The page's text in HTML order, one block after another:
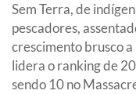
Sem Terra, de
pescadores,
crescimento brusco
lidera o ranking de
sendo 10 no